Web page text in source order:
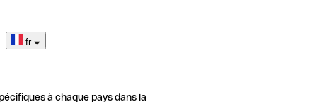
fr
à chaque pays dans la